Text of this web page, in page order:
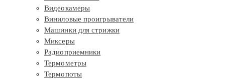
Видеокамеры
Виниловые проигрыватели
Машинки для стрижки
Миксеры
Радиоприемники
Термометры
Термопоты